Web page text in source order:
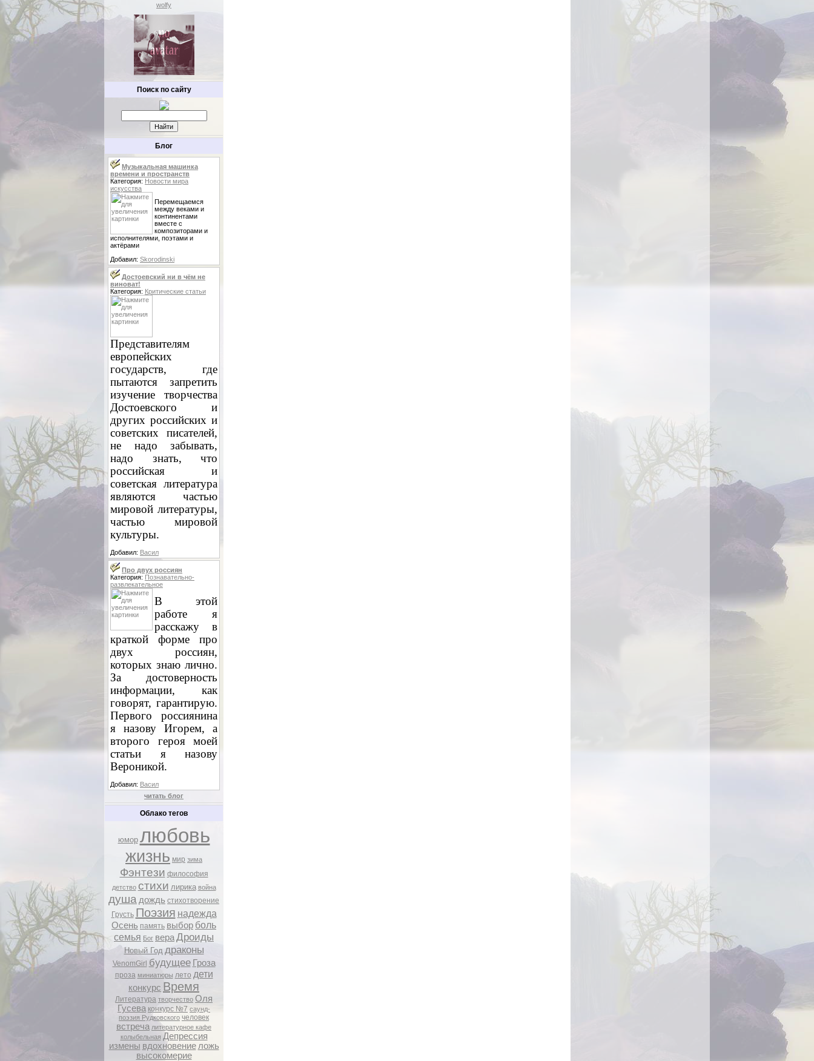
wolfy
Поиск по сайту
Блог
Музыкальная машинка
времени и пространств
Категория: Новости мира
искусства
Перемещаемся
между веками и
континентами
вместе с
композиторами и
исполнителями, поэтами и
актёрами
Добавил: Skorodinski
Достоевский ни в чём не
виноват!
Категория: Критические статьи
Представителям
европейских
государств, где
пытаются запретить
изучение творчества
Достоевского и
других российских и
советских писателей,
не надо забывать,
надо знать, что
российская и
советская литература
являются частью
мировой литературы,
частью мировой
культуры.
Добавил: Васил
Про двух россиян
Категория: Познавательно-
развлекательное
В этой
работе я
расскажу в
краткой форме про
двух россиян,
которых знаю лично.
За достоверность
информации, как
говорят, гарантирую.
Первого россиянина
я назову Игорем, а
второго героя моей
статьи я назову
Вероникой.
Добавил: Васил
читать блог
Облако тегов
юмор любовь
жизнь мир зима
Фэнтези философия
детство стихи лирика война
душа дождь стихотворение
Грусть Поэзия надежда
Осень память выбор боль
семья Бог вераДроиды
Новый Год драконы
VenomGirl будущее Гроза
проза миниатюры лето дети
конкурс Время
Литература творчество Оля
Гусева конкурс №7 саунд-
поэзия Рудковского человек
встреча литературное кафе
колыбельная Депрессия
измены вдохновение ложь
высокомерие